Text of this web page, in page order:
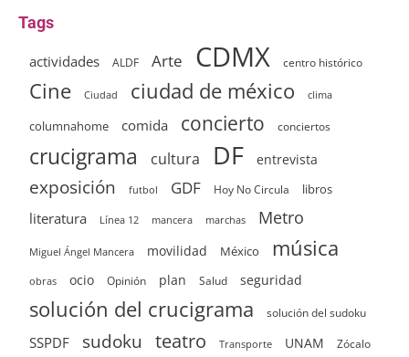
Tags
actividades ALDF Arte CDMX centro histórico
Cine Ciudad ciudad de méxico clima
columnahome comida concierto conciertos
crucigrama cultura DF entrevista
exposición futbol GDF Hoy No Circula libros
literatura Línea 12 mancera marchas Metro
Miguel Ángel Mancera movilidad México música
obras ocio Opinión plan Salud seguridad
solución del crucigrama solución del sudoku
SSPDF sudoku teatro Transporte UNAM Zócalo